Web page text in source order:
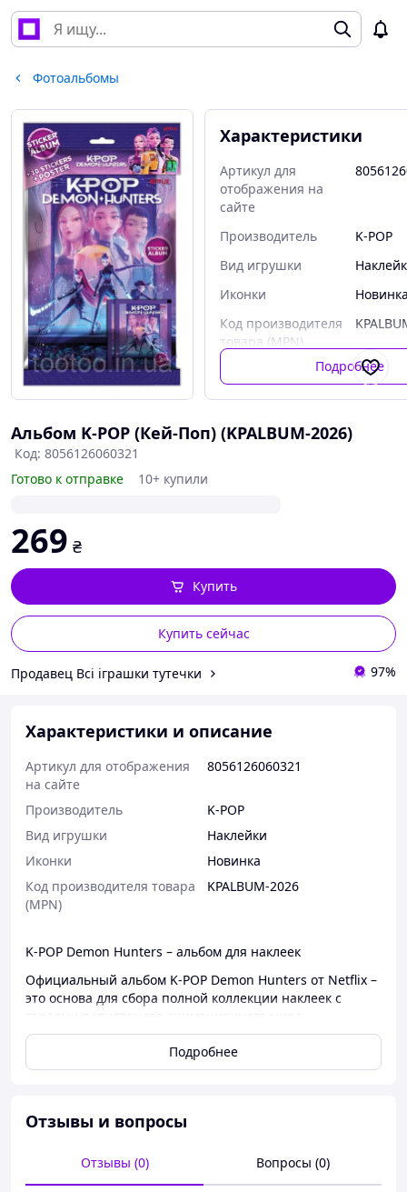
Фотоальбомы
Характеристики
Артикул для
отображения на
сайте
Производитель
K-POP
Вид игрушки
Иконки
Код производителя
товара (MPN)
Подробнее
Альбом K-POP (Кей-Поп) (KPALBUM-2026)
Код: 8056126060321
Готово к отправке
10+ купили
269 ₴
Купить сейчас
Купить
Продавец Всі іграшки тутечки 97%
Характеристики и описание
Артикул для отображения
на сайте
8056126060321
Производитель
K-POP
Вид игрушки
Наклейки
Иконки
Новинка
Код производителя товара
(MPN)
KPALBUM-2026
K-POP Demon Hunters – альбом для наклеек
Официальный альбом K-POP Demon Hunters от Netflix –
это основа для сбора полной коллекции наклеек с
Идеально подходит для фанатов K-POP и
коллекционеров.
- Альбом для наклеек
Подробнее
Отзывы и вопросы
Отзывы (0) Вопросы (0)